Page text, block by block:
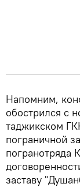
Напомним,
обострился с
таджикском
пограничной
погранотряда
заставу